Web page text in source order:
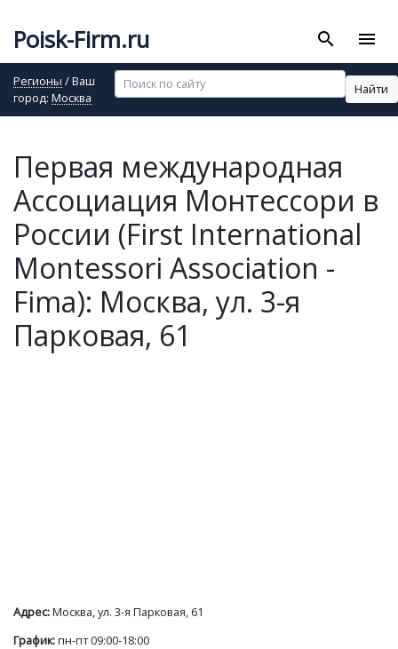
Poisk-Firm.ru search menu
Регионы / Ваш
город: Москва
Найти
Первая международная
Ассоциация Монтессори в
России (First International
Montessori Association -
Fima): Москва, ул. 3-я
Парковая, 61
Адрес:Москва, ул. 3-я Парковая, 61
График:пн-пт 09:00-18:00